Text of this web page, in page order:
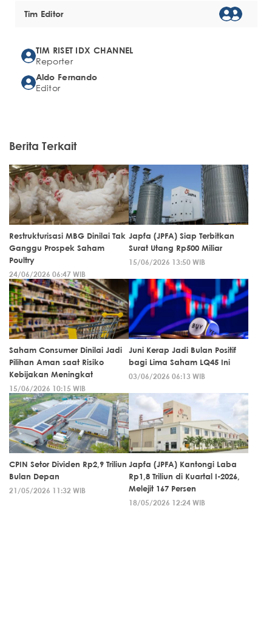
Tim Editor
TIM RISET IDX CHANNEL
Reporter
Aldo Fernando
Editor
Berita Terkait
Restrukturisasi MBG Dinilai Tak
Ganggu Prospek Saham
Poultry
24/06/2026 06:47 WIB
Japfa (JPFA) Siap Terbitkan
Surat Utang Rp500 Miliar
15/06/2026 13:50 WIB
Saham Consumer Dinilai Jadi
Pilihan Aman saat Risiko
Kebijakan Meningkat
15/06/2026 10:15 WIB
Juni Kerap Jadi Bulan Positif
bagi Lima Saham LQ45 Ini
03/06/2026 06:13 WIB
CPIN Setor Dividen Rp2,9 Triliun
Bulan Depan
21/05/2026 11:32 WIB
Japfa (JPFA) Kantongi Laba
Rp1,8 Triliun di Kuartal I-2026,
Melejit 167 Persen
18/05/2026 12:24 WIB